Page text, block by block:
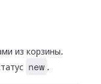
из корзины.
new .